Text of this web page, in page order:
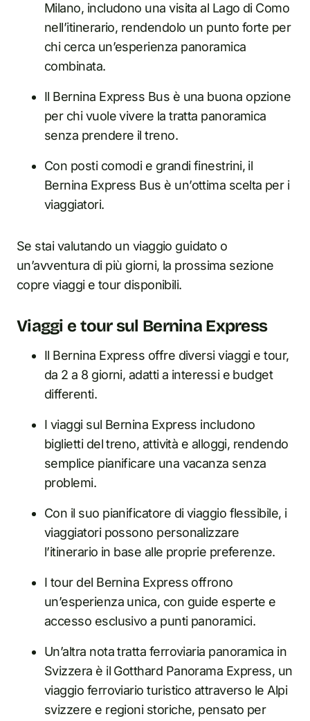
Milano, includono una visita al Lago di Como
nell’itinerario, rendendolo un punto forte per
chi cerca un’esperienza panoramica
combinata.
Il Bernina Express Bus è una buona opzione
per chi vuole vivere la tratta panoramica
senza prendere il treno.
Con posti comodi e grandi finestrini, il
Bernina Express Bus è un’ottima scelta per i
viaggiatori.
Se stai valutando un viaggio guidato o
un’avventura di più giorni, la prossima sezione
copre viaggi e tour disponibili.
Viaggi e tour sul Bernina Express
Il Bernina Express offre diversi viaggi e tour,
da 2 a 8 giorni, adatti a interessi e budget
differenti.
I viaggi sul Bernina Express includono
biglietti del treno, attività e alloggi, rendendo
semplice pianificare una vacanza senza
problemi.
Con il suo pianificatore di viaggio flessibile, i
viaggiatori possono personalizzare
l’itinerario in base alle proprie preferenze.
I tour del Bernina Express offrono
un’esperienza unica, con guide esperte e
accesso esclusivo a punti panoramici.
Un’altra nota tratta ferroviaria panoramica in
Svizzera è il Gotthard Panorama Express, un
viaggio ferroviario turistico attraverso le Alpi
svizzere e regioni storiche, pensato per